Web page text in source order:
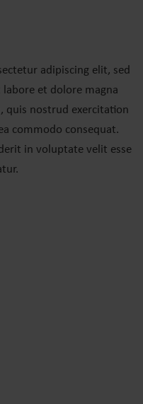
adipiscing elit, sed
et dolore magna
quis nostrud exercitation
commodo consequat.
in voluptate velit esse